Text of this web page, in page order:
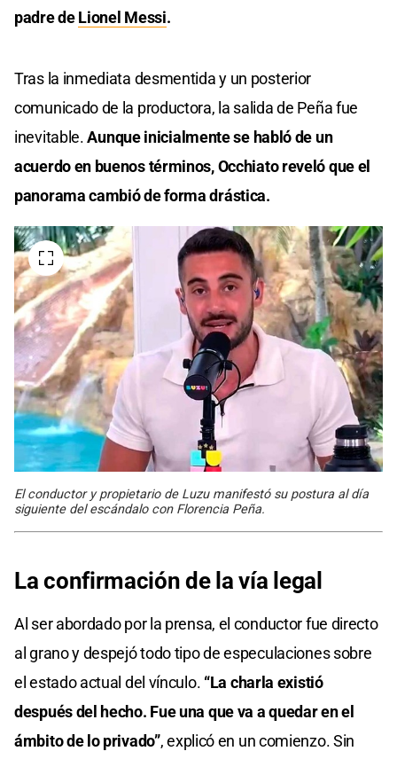
padre deLionel Messi.
Tras la inmediata desmentida y un posterior
comunicado de la productora, la salida de Peña fue
inevitable.Aunque inicialmente se habló de un
acuerdo en buenos términos, Occhiato reveló que el
panorama cambió de forma drástica.
El conductor y propietario de Luzu manifestó su postura al día
siguiente del escándalo con Florencia Peña.
La confirmación de la vía legal
Al ser abordado por la prensa, el conductor fue directo
al grano y despejó todo tipo de especulaciones sobre
el estado actual del vínculo. “La charla existió
después del hecho. Fue una que va a quedar en el
ámbito de lo privado”, explicó en un comienzo. Sin